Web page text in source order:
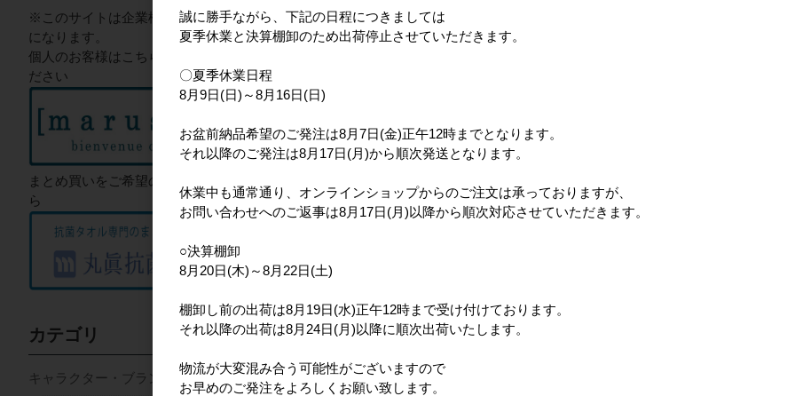
※このサイトは企業様向けのサイト
になります。
個人のお客様はこちらからご確認く
ださい
まとめ買いをご希望のお客様はこち
ら
カテゴリ
キャラクター・ブランド
誠に勝手ながら、下記の日程につきましては
夏季休業と決算棚卸のため出荷停止させていただきます。
〇夏季休業日程
8月9日(日)～8月16日(日)
お盆前納品希望のご発注は8月7日(金)正午12時までとなります。
それ以降のご発注は8月17日(月)から順次発送となります。
休業中も通常通り、オンラインショップからのご注文は承っておりますが、
お問い合わせへのご返事は8月17日(月)以降から順次対応させていただきます。
○決算棚卸
8月20日(木)～8月22日(土)
棚卸し前の出荷は8月19日(水)正午12時まで受け付けております。
それ以降の出荷は8月24日(月)以降に順次出荷いたします。
物流が大変混み合う可能性がございますので
お早めのご発注をよろしくお願い致します。